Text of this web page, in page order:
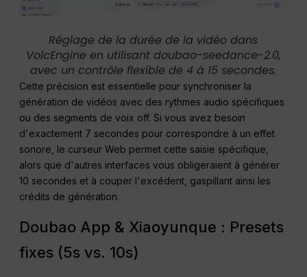
Réglage de la durée de la vidéo dans
VolcEngine en utilisant doubao-seedance-2.0,
avec un contrôle flexible de 4 à 15 secondes.
Cette précision est essentielle pour synchroniser la
génération de vidéos avec des rythmes audio spécifiques
ou des segments de voix off. Si vous avez besoin
d'exactement 7 secondes pour correspondre à un effet
sonore, le curseur Web permet cette saisie spécifique,
alors que d'autres interfaces vous obligeraient à générer
10 secondes et à couper l'excédent, gaspillant ainsi les
crédits de génération.
Doubao App & Xiaoyunque : Presets
fixes (5s vs. 10s)